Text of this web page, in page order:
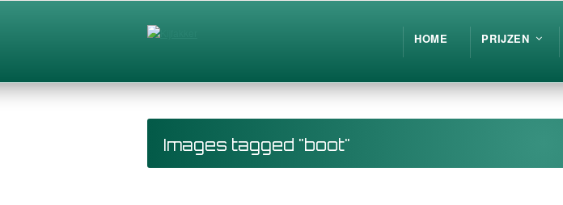
HOME PRIJZEN
Images tagged "boot"